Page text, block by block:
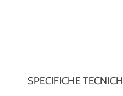
SPECIFICHE